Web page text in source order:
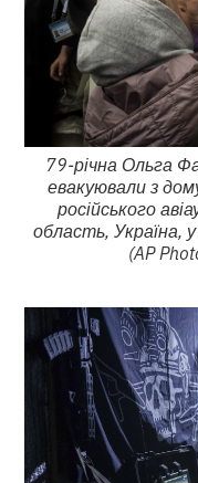
79-річна Ольга
евакуювали з
російського
область, Україна,
(AP